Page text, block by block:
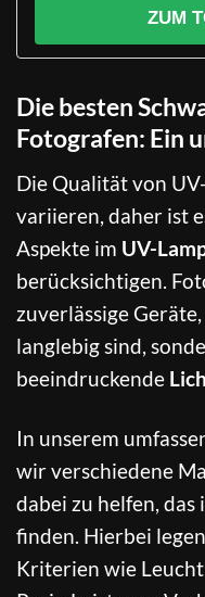
ZUM
Die besten
Fotografen: Ein
Die Qualität von
variieren, daher ist
Aspekte im UV-
berücksichtigen.
zuverlässige
langlebig sind,
beeindruckende
In unserem
wir verschiedene
dabei zu helfen, das
finden. Hierbei
Kriterien wie